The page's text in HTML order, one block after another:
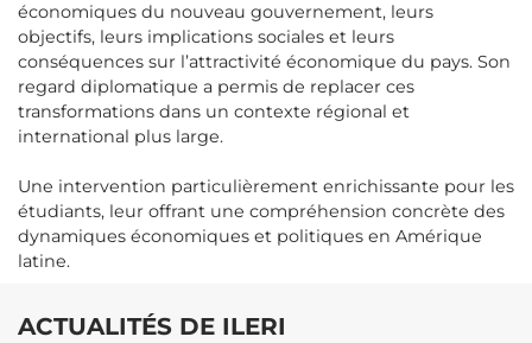
économiques du nouveau gouvernement, leurs
objectifs, leurs implications sociales et leurs
conséquences sur l’attractivité économique du pays. Son
regard diplomatique a permis de replacer ces
transformations dans un contexte régional et
international plus large.
Une intervention particulièrement enrichissante pour les
étudiants, leur offrant une compréhension concrète des
dynamiques économiques et politiques en Amérique
latine.
ACTUALITÉS DE ILERI